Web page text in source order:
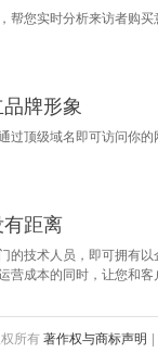
帮您实时分析来访者购
牌形象
过顶级域名即可访问你
距离
的技术人员，即可拥有
营成本的同时，让您和客
所有 著作权与商标声明